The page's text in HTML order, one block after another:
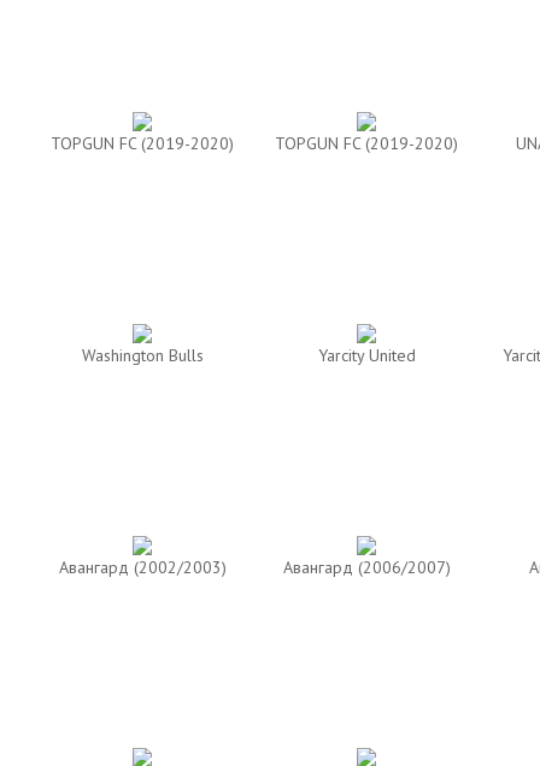
TOPGUN FC (2019-2020) TOPGUN FC (2019-2020)
Washington Bulls Yarcity United
Авангард (2002/2003) Авангард (2006/2007)